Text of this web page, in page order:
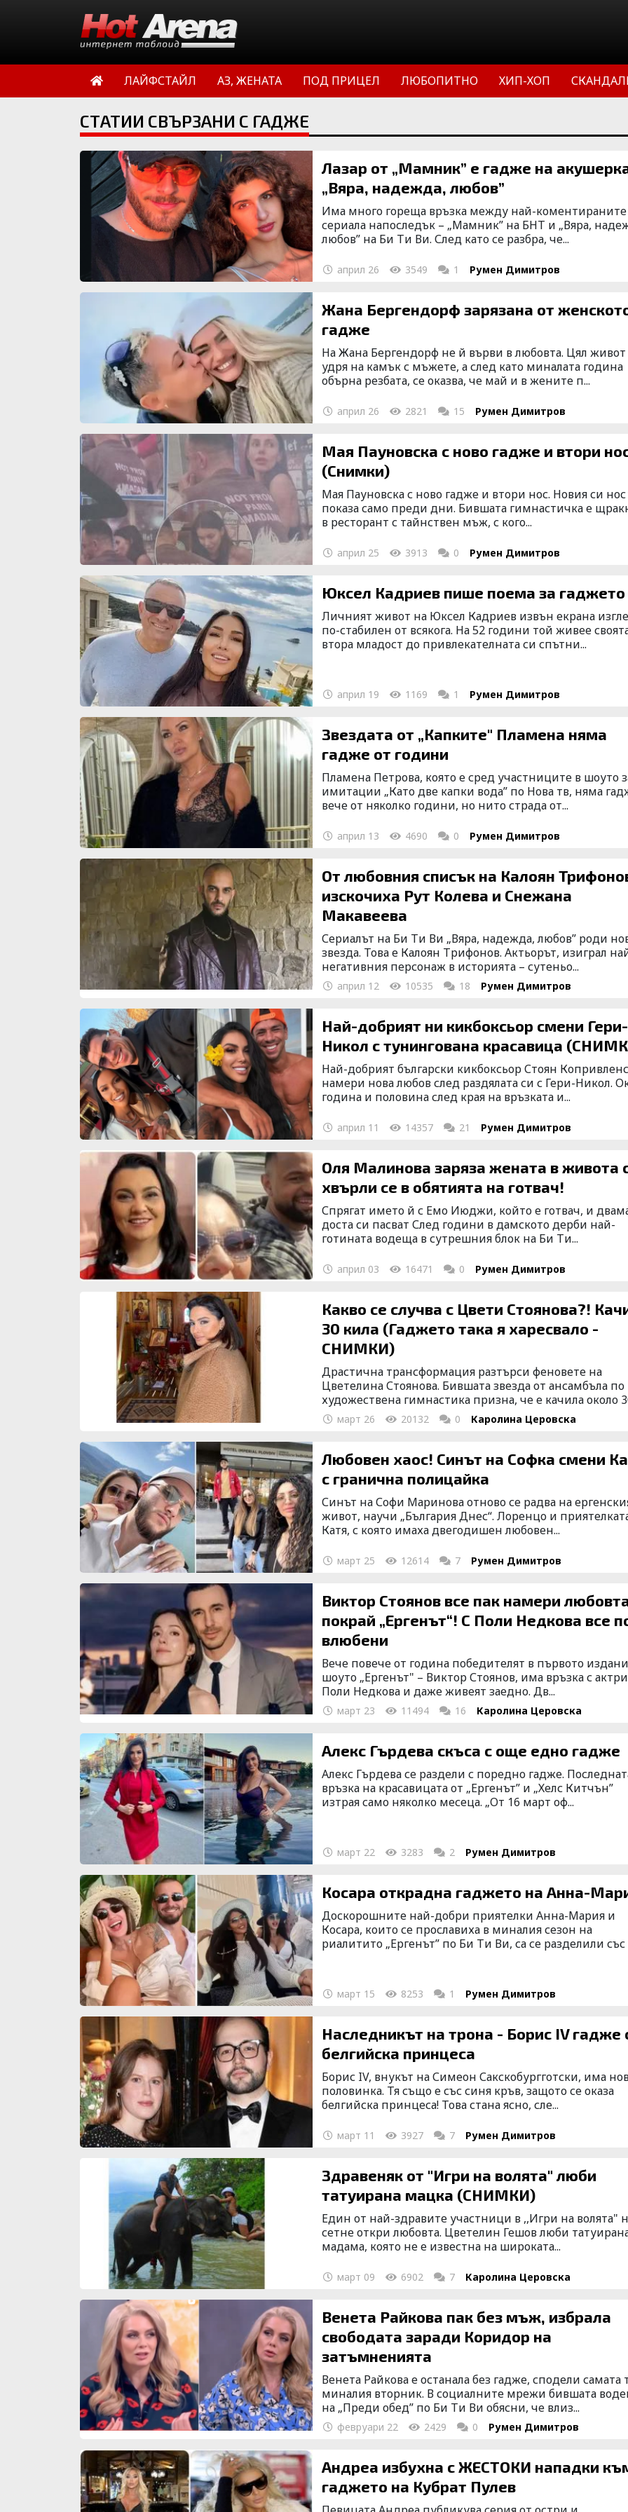
ЛАЙФСТАЙЛ АЗ, ЖЕНАТА ПОД ПРИЦЕЛ ЛЮБОПИТНО ХИП-ХОП
СТАТИИ СВЪРЗАНИ С ГАДЖЕ
Лазар от „Мамник” е гадже на
„Вяра, надежда, любов”
Има много гореща връзка между най-коментираните
сериала напоследък – „Мамник” на БНТ и „Вяра,
любов” на Би Ти Ви. След като се разбра, че...
април 26 3549 1 Румен Димитров
Жана Бергендорф зарязана от женското
гадже
На Жана Бергендорф не й върви в любовта. Цял живот
удря на камък с мъжете, а след като миналата година
обърна резбата, се оказва, че май и в жените п...
април 26 2821 15 Румен Димитров
Мая Пауновска с ново гадже и втори
(Снимки)
Мая Пауновска с ново гадже и втори нос. Новия си нос
показа само преди дни. Бившата гимнастичка е
в ресторант с тайнствен мъж, с кого...
април 25 3913 0 Румен Димитров
Юксел Кадриев пише поема за
Личният живот на Юксел Кадриев извън екрана
по-стабилен от всякога. На 52 години той живее
втора младост до привлекателната си спътни...
април 19 1169 1 Румен Димитров
Звездата от „Капките" Пламена няма
гадже от години
Пламена Петрова, която е сред участниците в шоуто
имитации „Като две капки вода” по Нова тв, няма
вече от няколко години, но нито страда от...
април 13 4690 0 Румен Димитров
От любовния списък на Калоян Трифонов
изскочиха Рут Колева и Снежана
Макавеева
Сериалът на Би Ти Ви „Вяра, надежда, любов” роди
звезда. Това е Калоян Трифонов. Актьорът, изиграл
негативния персонаж в историята – сутеньо...
април 12 10535 18 Румен Димитров
Най-добрият ни кикбоксьор смени Гери-
Никол с тунингована красавица
Най-добрият български кикбоксьор Стоян
намери нова любов след раздялата си с Гери-Никол.
година и половина след края на връзката и...
април 11 14357 21 Румен Димитров
Оля Малинова заряза жената в живота
хвърли се в обятията на готвач!
Спрягат името й с Емо Июджи, който е готвач, и
доста си пасват След години в дамското дерби най-
готината водеща в сутрешния блок на Би Ти...
април 03 16471 0 Румен Димитров
Какво се случва с Цвети Стоянова?!
30 кила (Гаджето така я харесвало -
СНИМКИ)
Драстична трансформация разтърси феновете на
Цветелина Стоянова. Бившата звезда от ансамбъла по
художествена гимнастика призна, че е качила около
март 26 20132 0 Каролина Церовска
Любовен хаос! Синът на Софка смени
с гранична полицайка
Синът на Софи Маринова отново се радва на
живот, научи „България Днес“. Лоренцо и
Катя, с която имаха двегодишен любовен...
март 25 12614 7 Румен Димитров
Виктор Стоянов все пак намери
покрай „Ергенът“! С Поли Недкова все
влюбени
Вече повече от година победителят в първото
шоуто „Ергенът" – Виктор Стоянов, има връзка с
Поли Недкова и даже живеят заедно. Дв...
март 23 11494 16 Каролина Церовска
Алекс Гърдева скъса с още едно гадже
Алекс Гърдева се раздели с поредно гадже.
връзка на красавицата от „Ергенът” и „Хелс Китчън”
изтрая само няколко месеца. „От 16 март оф...
март 22 3283 2 Румен Димитров
Косара открадна гаджето на
Доскорошните най-добри приятелки Анна-Мария и
Косара, които се прославиха в миналия сезон на
риалитито „Ергенът” по Би Ти Ви, са се разделили със
март 15 8253 1 Румен Димитров
Наследникът на трона - Борис IV гадже
белгийска принцеса
Борис IV, внукът на Симеон Сакскобургготски, има
половинка. Тя също е със синя кръв, защото се оказа
белгийска принцеса! Това стана ясно, сле...
март 11 3927 7 Румен Димитров
Здравеняк от "Игри на волята" люби
татуирана мацка (СНИМКИ)
Един от най-здравите участници в ,,Игри на волята"
сетне откри любовта. Цветелин Гешов люби
мадама, която не е известна на широката...
март 09 6902 7 Каролина Церовска
Венета Райкова пак без мъж, избрала
свободата заради Коридор на
затъмненията
Венета Райкова е останала без гадже, сподели самата
миналия вторник. В социалните мрежи бившата
на „Преди обед” по Би Ти Ви обясни, че влиз...
февруари 22 2429 0 Румен Димитров
Андреа избухна с ЖЕСТОКИ нападки
гаджето на Кубрат Пулев